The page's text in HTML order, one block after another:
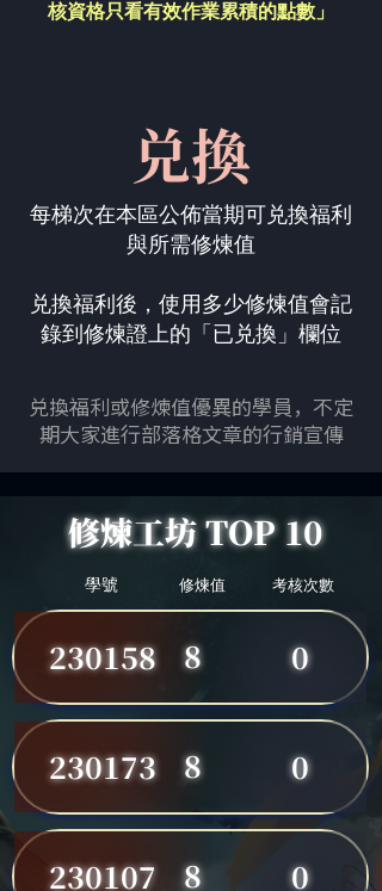
核資格只看有效作業累積的點數」
兑換
每梯次在本區公佈當期可兑換福利
與所需修煉值
兑換福利後，使用多少修煉值會記
錄到修煉證上的「已兑換」欄位
兑換福利或修煉值優異的學員，不定
期大家進行部落格文章的行銷宣傳
修煉工坊 TOP 10
學號 修煉值 考核次數
230158 8 0
230173 8 0
230107 8 0